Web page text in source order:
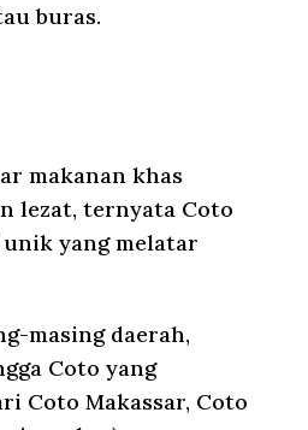
buras.
makanan khas
lezat, ternyata Coto
yang melatar
masing daerah,
Coto yang
Coto Makassar, Coto